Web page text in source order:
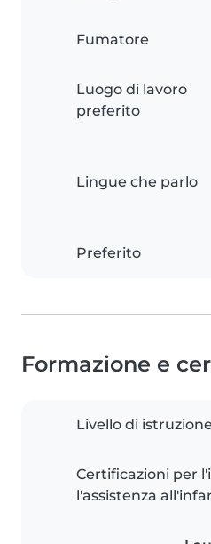
Fumatore
Luogo di lavoro
preferito
Lingue che parlo
Preferito
Formazione e
Livello di istruzione
Certificazioni per
l'assistenza